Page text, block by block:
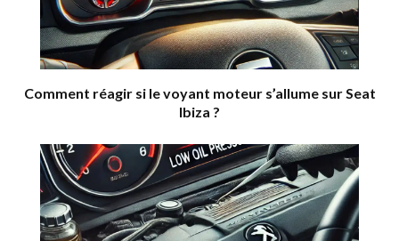
Comment réagir si le voyant moteur s’allume sur Seat
Ibiza ?